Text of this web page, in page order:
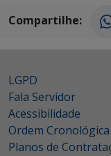
Compartilhe:
LGPD
Fala Servidor
Acessibilidade
Ordem
Planos de